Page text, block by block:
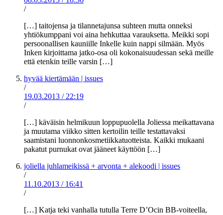
/
[…] taitojensa ja tilannetajunsa suhteen mutta onneksi
yhtiökumppani voi aina hehkuttaa varauksetta. Meikki sopi
persoonallisen kauniille Inkelle kuin nappi silmään. Myös
Inken kirjoittama jatko-osa oli kokonaisuudessan sekä meille
että etenkin teille varsin […]
hyvää kiertämään | issues
/
19.03.2013 / 22:19
/
[…] käväisin helmikuun loppupuolella Joliessa meikattavana
ja muutama viikko sitten kertoilin teille testattavaksi
saamistani luonnonkosmetiikkatuotteista. Kaikki mukaani
pakatut purnukat ovat jääneet käyttöön […]
joliella juhlameikissä + arvonta + alekoodi | issues
/
11.10.2013 / 16:41
/
[…] Katja teki vanhalla tutulla Terre D’Ocin BB-voiteella,